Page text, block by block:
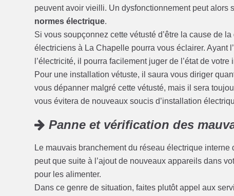
peuvent avoir vieilli. Un dysfonctionnement peut alors
normes électrique.
Si vous soupçonnez cette vétusté d’être la cause de
électriciens à La Chapelle pourra vous éclairer. Ayant
l’électricité, il pourra facilement juger de l’état de votre
Pour une installation vétuste, il saura vous diriger
vous dépanner malgré cette vétusté, mais il sera
vous évitera de nouveaux soucis d’installation
Panne et vérification des
Le mauvais branchement du réseau électrique
peut que suite à l’ajout de nouveaux appareils dans
pour les alimenter.
Dans ce genre de situation, faites plutôt appel aux